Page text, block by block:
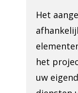
Het
het
uw